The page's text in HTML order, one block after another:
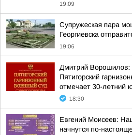
19:09
Супружеская пара
Георгиевска
19:06
Дмитрий Ворошилов:
Пятигорский
отмечает 30-летний
18:30
Евгений Моисеев:
начнутся по-